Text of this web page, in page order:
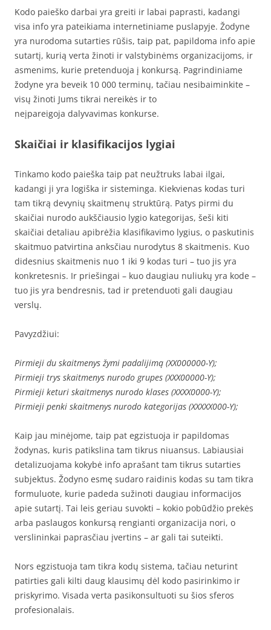
Kodo paieško darbai yra greiti ir labai paprasti, kadangi
visa info yra pateikiama internetiniame puslapyje. Žodyne
yra nurodoma sutarties rūšis, taip pat, papildoma info apie
sutartį, kurią verta žinoti ir valstybinėms organizacijoms, ir
asmenims, kurie pretenduoja į konkursą. Pagrindiniame
žodyne yra beveik 10 000 terminų, tačiau nesibaiminkite –
visų žinoti Jums tikrai nereikės ir to
neįpareigoja dalyvavimas konkurse.
Skaičiai ir klasifikacijos lygiai
Tinkamo kodo paieška taip pat neužtruks labai ilgai,
kadangi ji yra logiška ir sisteminga. Kiekvienas kodas turi
tam tikrą devynių skaitmenų struktūrą. Patys pirmi du
skaičiai nurodo aukščiausio lygio kategorijas, šeši kiti
skaičiai detaliau apibrėžia klasifikavimo lygius, o paskutinis
skaitmuo patvirtina anksčiau nurodytus 8 skaitmenis. Kuo
didesnius skaitmenis nuo 1 iki 9 kodas turi – tuo jis yra
konkretesnis. Ir priešingai – kuo daugiau nuliukų yra kode –
tuo jis yra bendresnis, tad ir pretenduoti gali daugiau
verslų.
Pavyzdžiui:
Pirmieji du skaitmenys žymi padalijimą (XX000000-Y);
Pirmieji trys skaitmenys nurodo grupes (XXX00000-Y);
Pirmieji keturi skaitmenys nurodo klases (XXXX0000-Y);
Pirmieji penki skaitmenys nurodo kategorijas (XXXXX000-Y);
Kaip jau minėjome, taip pat egzistuoja ir papildomas
žodynas, kuris patikslina tam tikrus niuansus. Labiausiai
detalizuojama kokybė info aprašant tam tikrus sutarties
subjektus. Žodyno esmę sudaro raidinis kodas su tam tikra
formuluote, kurie padeda sužinoti daugiau informacijos
apie sutartį. Tai leis geriau suvokti – kokio pobūdžio prekės
arba paslaugos konkursą rengianti organizacija nori, o
verslininkai paprasčiau įvertins – ar gali tai suteikti.
Nors egzistuoja tam tikra kodų sistema, tačiau neturint
patirties gali kilti daug klausimų dėl kodo pasirinkimo ir
priskyrimo. Visada verta pasikonsultuoti su šios sferos
profesionalais.